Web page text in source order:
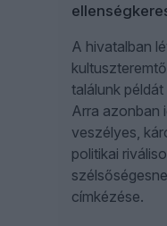
A hivatalban
találunk
Arra azonban
veszélyes,
politikai
címkézése.